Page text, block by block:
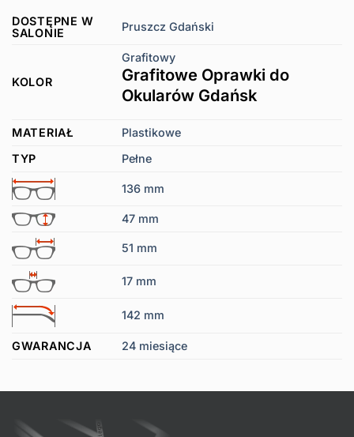
DOSTĘPNE W
SALONIE
Pruszcz Gdański
KOLOR
Grafitowy
Grafitowe Oprawki do
Okularów Gdańsk
MATERIAŁ
Plastikowe
TYP
Pełne
136 mm
47 mm
51 mm
17 mm
142 mm
GWARANCJA 24 miesiące